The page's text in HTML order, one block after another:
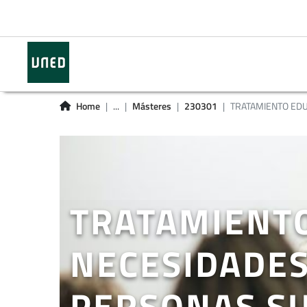
Home ... Másteres 230301 TRATAMIENTO